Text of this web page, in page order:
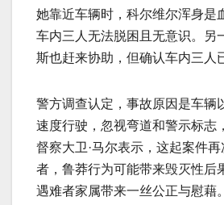
她靠近车辆时，科尔维尔浑身是
车内三人无法脱困且无意识。另
斯也赶来协助，但确认车内三人
警方调查认定，事故原因是车辆
速度行驶，忽视弯道和警示标志
督察大卫·马尔表示，这起案件
者，鲁莽行为可能带来毁灭性后
遇难者家属带来一丝公正与慰藉。